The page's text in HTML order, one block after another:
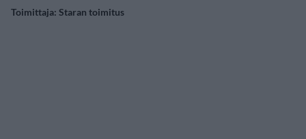
Toimittaja: Staran toimitus